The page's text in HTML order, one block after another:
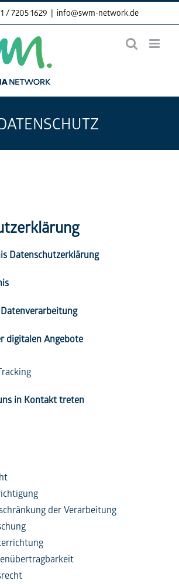
/ 7205 1629 | info@swm-network.de
Datenschutzerklärung
digitalen Angebote
in Kontakt treten
der Verarbeitung